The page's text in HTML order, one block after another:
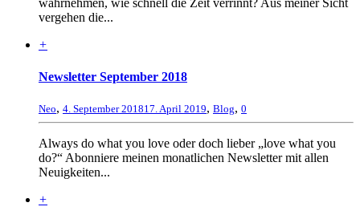
wahrnehmen, wie schnell die Zeit verrinnt? Aus meiner Sicht
vergehen die...
+
Newsletter September 2018
Neo, 4. September 201817. April 2019, Blog, 0
Always do what you love oder doch lieber „love what you
do?“ Abonniere meinen monatlichen Newsletter mit allen
Neuigkeiten...
+